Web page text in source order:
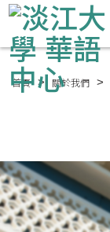
首頁 關於我們